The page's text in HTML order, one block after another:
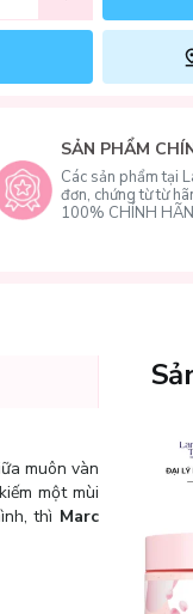
SẢN PHẨM
Các sản phẩm tại
đơn, chứng từ từ
100% CHÍNH
muôn vàn
một mùi
thì Marc